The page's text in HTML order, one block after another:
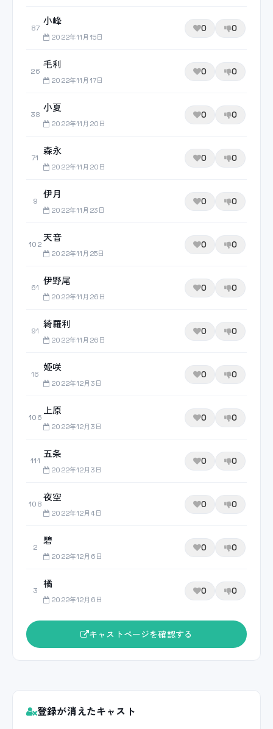
87
小峰
2022年11月15日
0 0
26
毛利
2022年11月17日
0 0
38
小夏
2022年11月20日
0 0
71
森永
2022年11月20日
0 0
9
伊月
2022年11月23日
0 0
102
天音
2022年11月25日
0 0
61
伊野尾
2022年11月26日
0 0
91
綺羅利
2022年11月26日
0 0
16
姫咲
2022年12月3日
0 0
106
上原
2022年12月3日
0 0
111
五条
2022年12月3日
0 0
108
夜空
2022年12月4日
0 0
2
碧
2022年12月6日
0 0
3
橘
2022年12月6日
0 0
キャストページを確認する
登録が消えたキャスト